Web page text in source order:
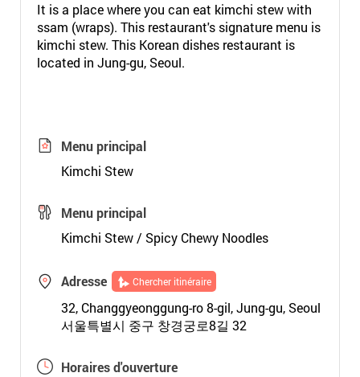
It is a place where you can eat kimchi stew with
ssam (wraps). This restaurant's signature menu is
kimchi stew. This Korean dishes restaurant is
located in Jung-gu, Seoul.
Menu principal
Kimchi Stew
Menu principal
Kimchi Stew / Spicy Chewy Noodles
Adresse Chercher itinéraire
32, Changgyeonggung-ro 8-gil, Jung-gu, Seoul
서울특별시 중구 창경궁로8길 32
Horaires d'ouverture